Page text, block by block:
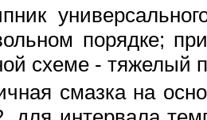
порядке;
схеме - тяжелый
смазка на